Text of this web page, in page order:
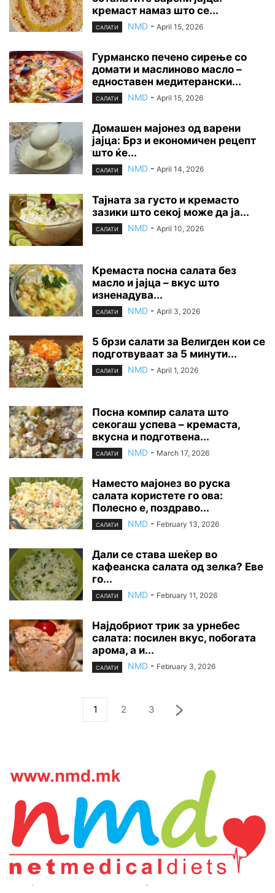
кремаст намаз што се...
САЛАТИ NMD - April 15, 2026
Гурманско печено сирење со
домати и маслиново масло –
едноставен медитерански...
САЛАТИ NMD - April 15, 2026
Домашен мајонез од варени
јајца: Брз и економичен рецепт
што ќе...
САЛАТИ NMD - April 14, 2026
Тајната за густо и кремасто
зазики што секој може да ја...
САЛАТИ NMD - April 10, 2026
Кремаста посна салата без
масло и јајца – вкус што
изненадува...
САЛАТИ NMD - April 3, 2026
5 брзи салати за Велигден кои се
подготвуваат за 5 минути...
САЛАТИ NMD - April 1, 2026
Посна компир салата што
секогаш успева – кремаста,
вкусна и подготвена...
САЛАТИ NMD - March 17, 2026
Наместо мајонез во руска
салата користете го ова:
Полесно е, поздраво...
САЛАТИ NMD - February 13, 2026
Дали се става шеќер во
кафеанска салата од зелка? Еве
го...
САЛАТИ NMD - February 11, 2026
Најдобриот трик за урнебес
салата: посилен вкус, побогата
арома, а и...
САЛАТИ NMD - February 3, 2026
1 2 3